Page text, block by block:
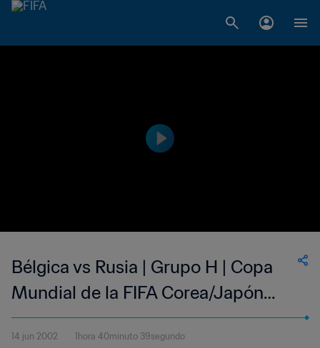
Bélgica vs Rusia | Grupo H | Copa
Mundial de la FIFA Corea/Japón
2002™ | Partido completo
14 jun 2002 1hora 40minuto 39segundo